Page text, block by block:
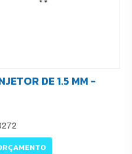
DE 1.5 MM -